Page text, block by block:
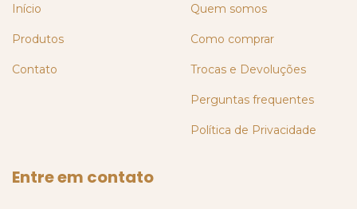
Início
Produtos
Contato
Quem somos
Como comprar
Trocas e Devoluções
Perguntas frequentes
Política de Privacidade
Entre em contato